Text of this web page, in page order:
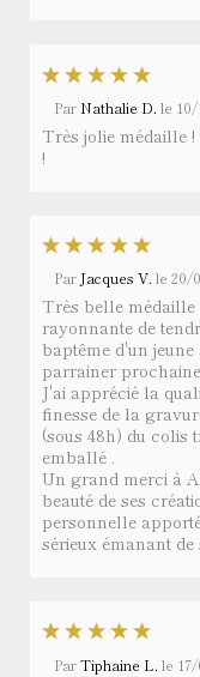
Par Nathalie D. le
Très jolie médaille
!
Par Jacques V. le 20/
Très belle médaille
rayonnante de
baptême d'un jeune
parrainer
J'ai apprécié la
finesse de la
(sous 48h) du colis
emballé .
Un grand merci à
beauté de ses
personnelle
sérieux émanant
ParTiphaine L. le